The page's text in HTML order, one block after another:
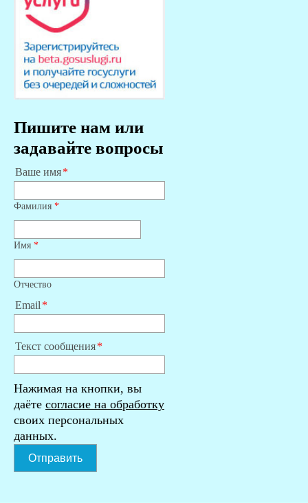
Пишите нам или
задавайте вопросы
Ваше имя
Фамилия *
Имя *
Отчество
Email
Текст сообщения
Нажимая на кнопки, вы
даёте согласие на обработку
своих персональных
данных.
Отправить